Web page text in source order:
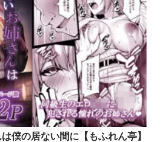
僕の居ない間に【もふれん亭】